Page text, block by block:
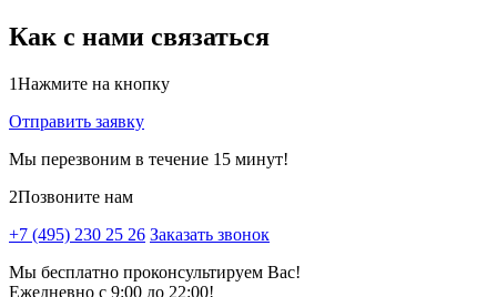
Как с нами связаться
1Нажмите на кнопку
Отправить заявку
Мы перезвоним в течение 15 минут!
2Позвоните нам
+7 (495) 230 25 26 Заказать звонок
Мы бесплатно проконсультируем Вас!
Ежедневно с 9:00 до 22:00!